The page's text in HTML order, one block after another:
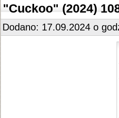
"Cuckoo" (2024)
Dodano: 17.09.2024 o